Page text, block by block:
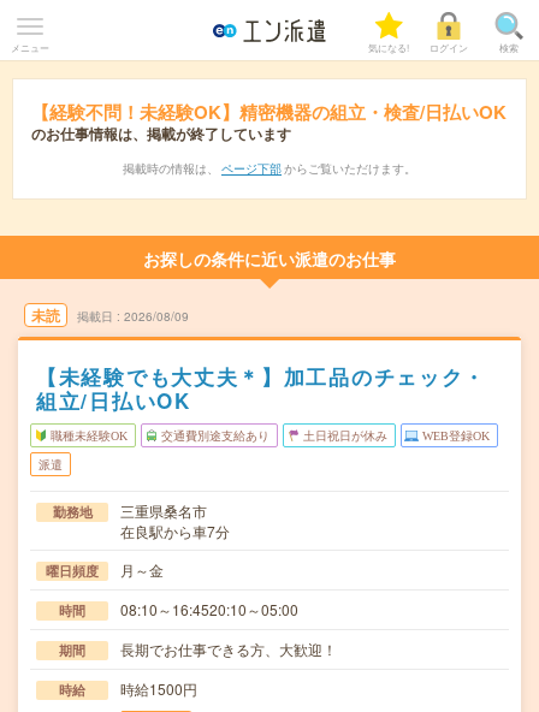
メニュー 気になる! ログイン 検索
【経験不問！未経験OK】精密機器の組立・検査/日払いOK
のお仕事情報は、掲載が終了しています
掲載時の情報は、 ページ下部 からご覧いただけます。
お探しの条件に近い派遣のお仕事
未読 掲載日 2026/08/09
【未経験でも大丈夫＊】加工品のチェック・
組立/日払いOK
職種未経験OK 交通費別途支給あり 土日祝日が休み WEB登録OK
派遣
勤務地
三重県桑名市
在良駅から車7分
曜日頻度 月～金
時間 08:10～16:4520:10～05:00
期間 長期でお仕事できる方、大歓迎！
時給 時給1500円